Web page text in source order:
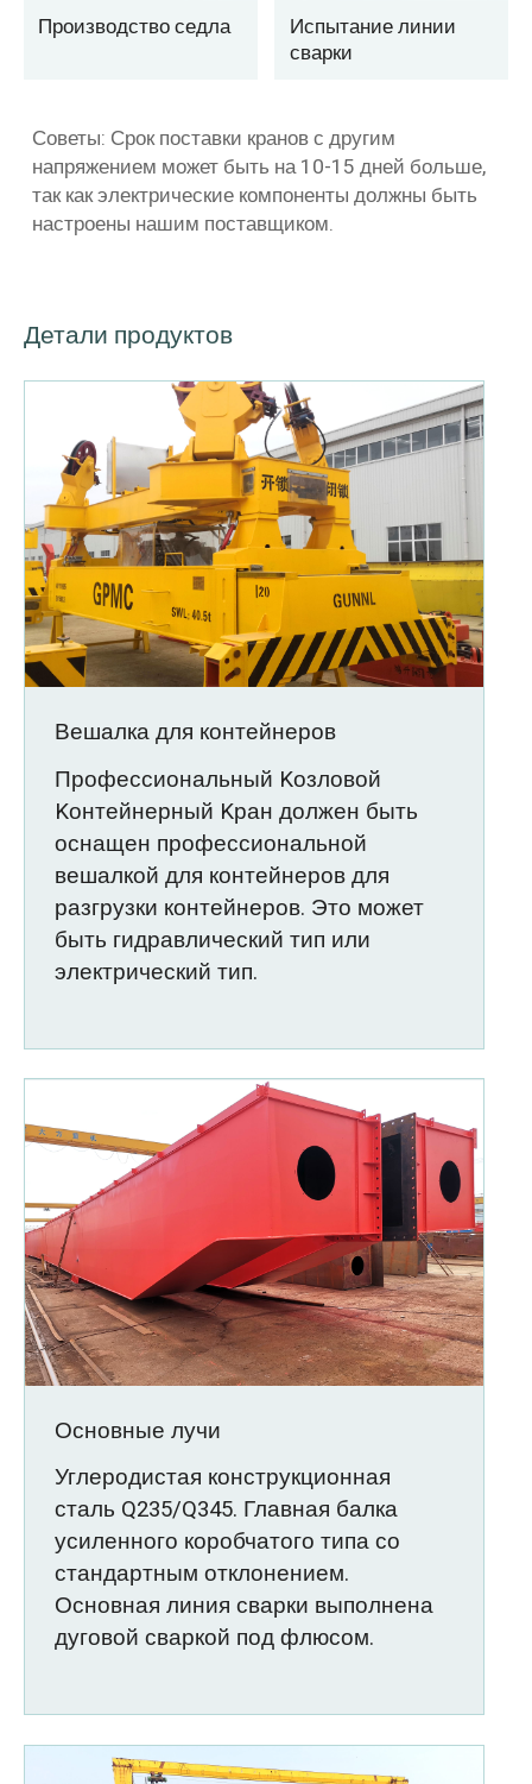
Производство седла
Испытание линии
сварки
Советы: Срок поставки кранов с другим
напряжением может быть на 10-15 дней больше,
так как электрические компоненты должны быть
настроены нашим поставщиком.
Детали продуктов
Вешалка для контейнеров
Профессиональный Kозловой
Kонтейнерный Kран должен быть
оснащен профессиональной
вешалкой для контейнеров для
разгрузки контейнеров. Это может
быть гидравлический тип или
электрический тип.
Основные лучи
Углеродистая конструкционная
сталь Q235/Q345. Главная балка
усиленного коробчатого типа со
стандартным отклонением.
Основная линия сварки выполнена
дуговой сваркой под флюсом.